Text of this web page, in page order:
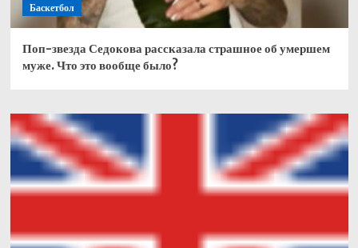
Баскетбол
Поп-звезда Седокова рассказала страшное об умершем
муже. Что это вообще было?